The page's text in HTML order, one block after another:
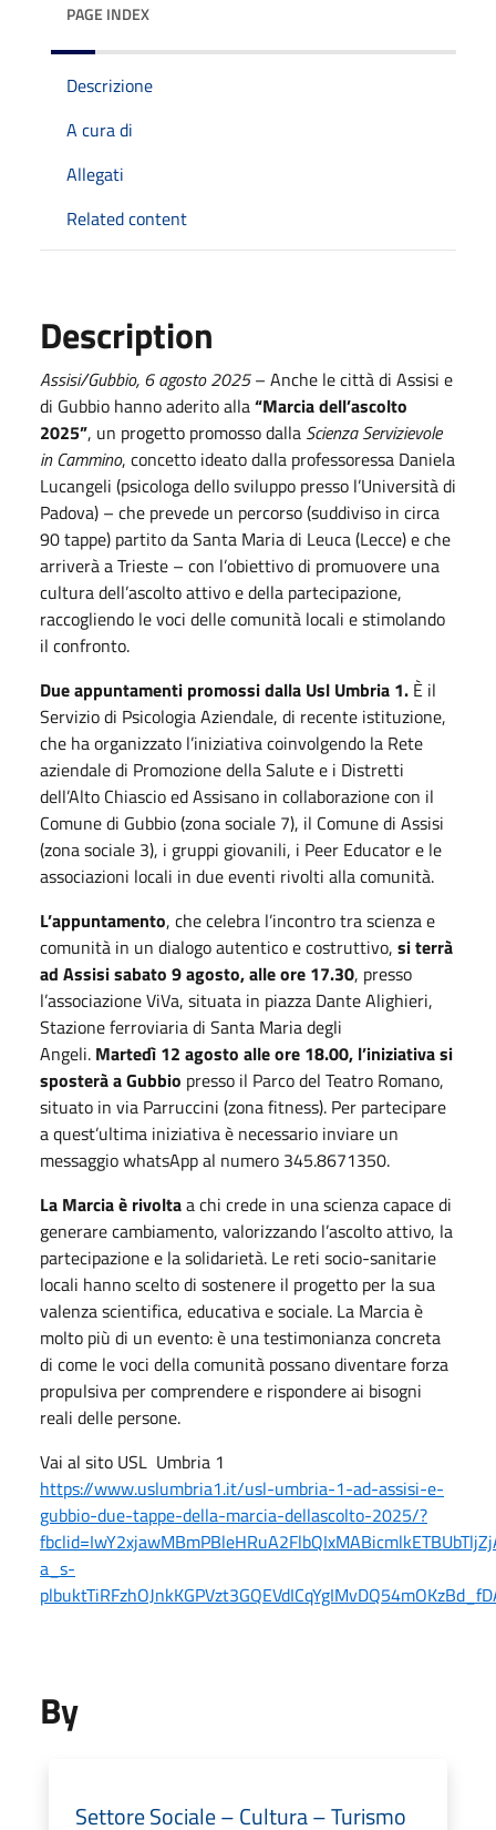
PAGE INDEX
Descrizione
A cura di
Allegati
Related content
Description
Assisi/Gubbio, 6 agosto 2025– Anche le città di Assisi e
di Gubbio hanno aderito alla“Marcia dell’ascolto
2025”, un progetto promosso dalla Scienza Servizievole
in Cammino, concetto ideato dalla professoressa Daniela
Lucangeli (psicologa dello sviluppo presso l’Università di
Padova) – che prevede un percorso (suddiviso in circa
90 tappe) partito da Santa Maria di Leuca (Lecce) e che
arriverà a Trieste – con l’obiettivo di promuovere una
cultura dell’ascolto attivo e della partecipazione,
raccogliendo le voci delle comunità locali e stimolando
il confronto.
Due appuntamenti promossi dalla Usl Umbria 1. È il
Servizio di Psicologia Aziendale, di recente istituzione,
che ha organizzato l’iniziativa coinvolgendo la Rete
aziendale di Promozione della Salute e i Distretti
dell’Alto Chiascio ed Assisano in collaborazione con il
Comune di Gubbio (zona sociale 7), il Comune di Assisi
(zona sociale 3), i gruppi giovanili, i Peer Educator e le
associazioni locali in due eventi rivolti alla comunità.
L’appuntamento, che celebra l’incontro tra scienza e
comunità in un dialogo autentico e costruttivo, si terrà
ad Assisi sabato 9 agosto, alle ore 17.30, presso
l’associazione ViVa, situata in piazza Dante Alighieri,
Stazione ferroviaria di Santa Maria degli
Angeli. Martedì 12 agosto alle ore 18.00, l’iniziativa si
sposterà a Gubbio presso il Parco del Teatro Romano,
situato in via Parruccini (zona fitness). Per partecipare
a quest’ultima iniziativa è necessario inviare un
messaggio whatsApp al numero 345.8671350.
La Marcia è rivoltaa chi crede in una scienza capace di
generare cambiamento, valorizzando l’ascolto attivo, la
partecipazione e la solidarietà. Le reti socio-sanitarie
locali hanno scelto di sostenere il progetto per la sua
valenza scientifica, educativa e sociale. La Marcia è
molto più di un evento: è una testimonianza concreta
di come le voci della comunità possano diventare forza
propulsiva per comprendere e rispondere ai bisogni
reali delle persone.
Vai al sito USL Umbria 1
https://www.uslumbria1.it/usl-umbria-1-ad-assisi-e-
gubbio-due-tappe-della-marcia-dellascolto-2025/?
a_s-
By
Settore Sociale – Cultura – Turismo